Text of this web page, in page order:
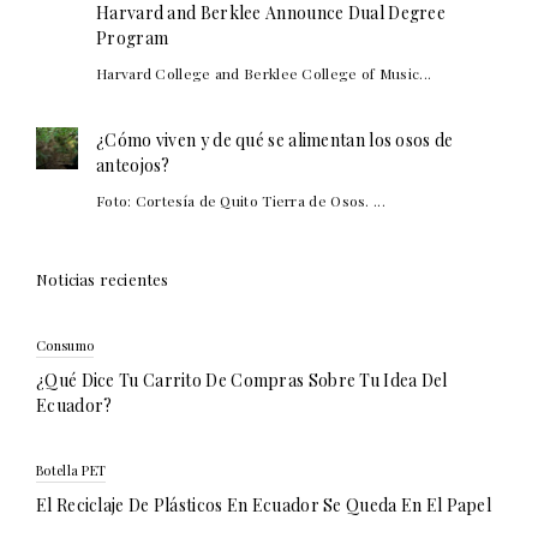
Harvard and Berklee Announce Dual Degree
Program
Harvard College and Berklee College of Music...
¿Cómo viven y de qué se alimentan los osos de
anteojos?
Foto: Cortesía de Quito Tierra de Osos. ...
Noticias recientes
Consumo
¿Qué Dice Tu Carrito De Compras Sobre Tu Idea Del
Ecuador?
Botella PET
El Reciclaje De Plásticos En Ecuador Se Queda En El Papel